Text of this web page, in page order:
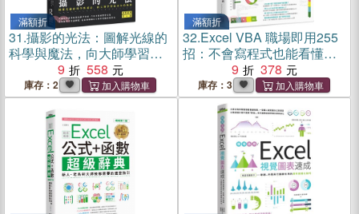
滿額折
31.攝影的光法：圖解光線的
科學與魔法，向大師學習最
基本的極致〈國際經典第6
版〉
9 558
庫存：2
滿額折
32.Excel VBA 職場即用255
招：不會寫程式也能看懂的
VBA無痛指導
9 378
庫存：3